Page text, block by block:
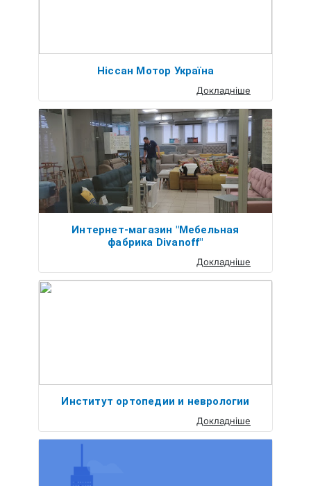
Ніссан Мотор Україна
Докладніше
Интернет-магазин "Мебельная
фабрика Divanoff"
Докладніше
Институт ортопедии и неврологии
Докладніше